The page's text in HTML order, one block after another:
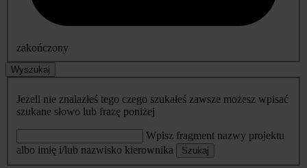
zakończony
Wyszukaj
Jeżeli nie znalazłeś tego czego szukałeś zawsze możesz wpisać
szukane słowo lub frazę poniżej
Wpisz fragment nazwy projektu
albo imię i/lub nazwisko kierownika
Szukaj